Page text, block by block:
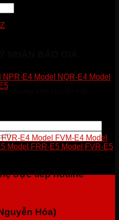
chính xác, chúng tôi sẽ liên hệ
phí và giá chính xác nhất cho
chương trình khuyến mãi
trực tiếp hotline
Hóa)
NPR-E4 Model NQR-E4 Model
E4 Model FVM-E4 Model
Model FRR-E5 Model FVR-E5